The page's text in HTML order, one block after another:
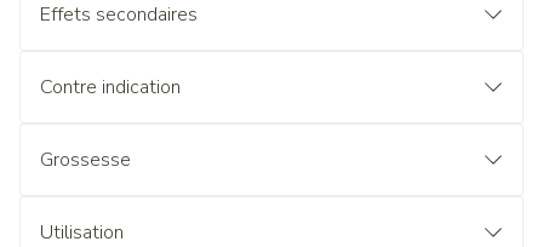
Effets secondaires
Contre indication
Grossesse
Utilisation